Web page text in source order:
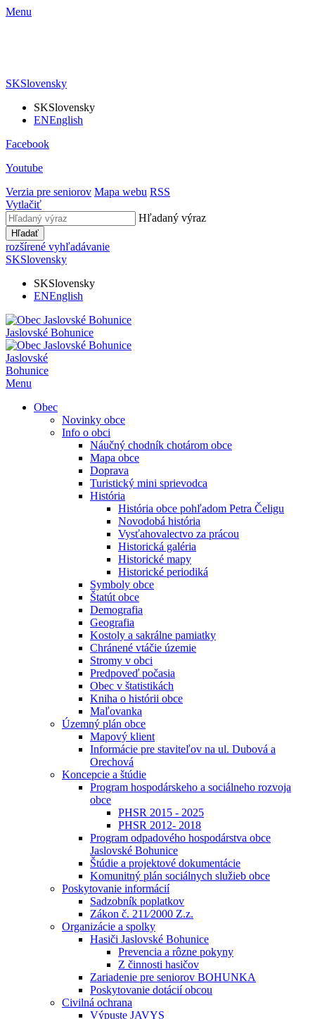
Menu
SKSlovensky
SKSlovensky
ENEnglish
Facebook
Youtube
Verzia pre seniorov Mapa webu RSS
Vytlačiť
Hľadaný výraz
Hľadať
rozšírené vyhľadávanie
SKSlovensky
SKSlovensky
ENEnglish
Jaslovské Bohunice
Jaslovské
Bohunice
Menu
Obec
Novinky obce
Info o obci
Náučný chodník chotárom obce
Mapa obce
Doprava
Turistický mini sprievodca
História
História obce pohľadom Petra Čeligu
Novodobá história
Vysťahovalectvo za prácou
Historická galéria
Historické mapy
Historické periodiká
Symboly obce
Štatút obce
Demografia
Geografia
Kostoly a sakrálne pamiatky
Chránené vtáčie územie
Stromy v obci
Predpoveď počasia
Obec v štatistikách
Kniha o histórii obce
Maľovanka
Územný plán obce
Mapový klient
Informácie pre staviteľov na ul. Dubová a
Orechová
Koncepcie a štúdie
Program hospodárskeho a sociálneho rozvoja
obce
PHSR 2015 - 2025
PHSR 2012- 2018
Program odpadového hospodárstva obce
Jaslovské Bohunice
Štúdie a projektové dokumentácie
Komunitný plán sociálnych služieb obce
Poskytovanie informácií
Sadzobník poplatkov
Zákon č. 211⁄2000 Z.z.
Organizácie a spolky
Hasiči Jaslovské Bohunice
Prevencia a rôzne pokyny
Z činnosti hasičov
Zariadenie pre seniorov BOHUNKA
Poskytovanie dotácií obcou
Civilná ochrana
Výpuste JAVYS